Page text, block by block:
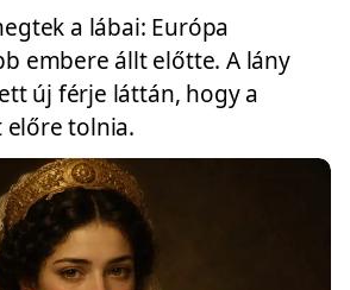
a lábai: Európa
embere állt előtte. A lány
új férje láttán, hogy a
előre tolnia.